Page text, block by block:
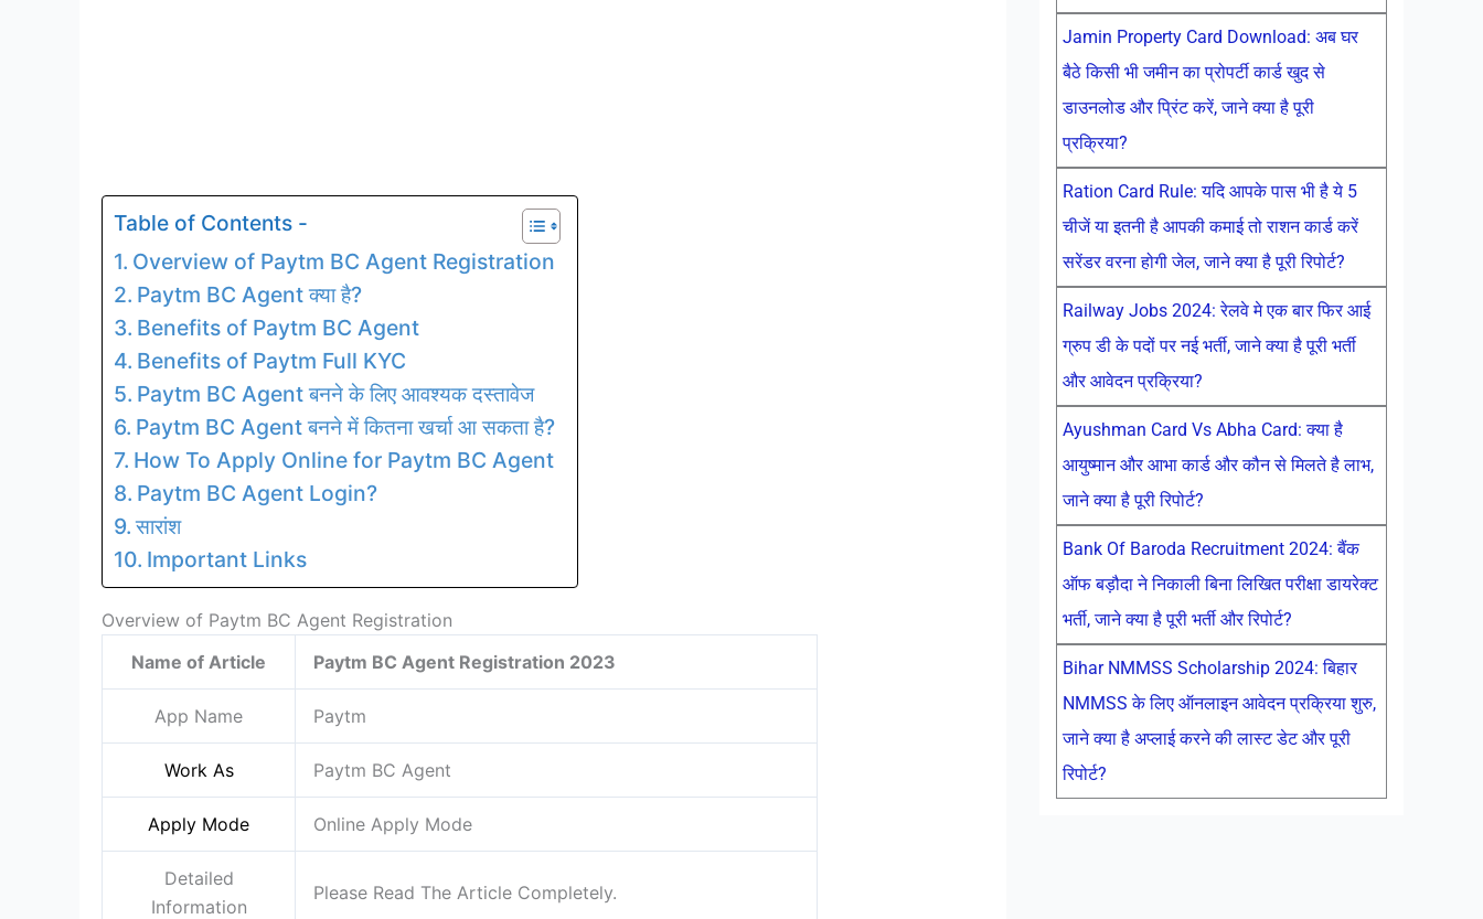
Table of Contents -
Overview of Paytm BC Agent Registration
Paytm BC Agent क्या है?
Benefits of Paytm BC Agent
Benefits of Paytm Full KYC
Paytm BC Agent बनने के लिए आवश्यक दस्तावेज
Paytm BC Agent बनने में कितना खर्चा आ सकता है?
How To Apply Online for Paytm BC Agent
Paytm BC Agent Login?
सारांश
Important Links
Overview of Paytm BC Agent Registration
Name of Article
Paytm BC Agent Registration 2023
App Name Paytm
Work As Paytm BC Agent
Apply Mode Online Apply Mode
Detailed
Information
Please Read The Article Completely.
Jamin Property Card Download: अब घर
बैठे किसी भी जमीन का प्रोपर्टी कार्ड खुद से
डाउनलोड और प्रिंट करें, जाने क्या है पूरी
प्रक्रिया?
Ration Card Rule: यदि आपके पास भी है ये 5
चीजें या इतनी है आपकी कमाई तो राशन कार्ड करें
सरेंडर वरना होगी जेल, जाने क्या है पूरी रिपोर्ट?
Railway Jobs 2024: रेलवे मे एक बार फिर आई
ग्रुप डी के पदों पर नई भर्ती, जाने क्या है पूरी भर्ती
और आवेदन प्रक्रिया?
Ayushman Card Vs Abha Card: क्या है
आयुष्मान और आभा कार्ड और कौन से मिलते है लाभ,
जाने क्या है पूरी रिपोर्ट?
Bank Of Baroda Recruitment 2024: बैंक
ऑफ बड़ौदा ने निकाली बिना लिखित परीक्षा डायरेक्ट
भर्ती, जाने क्या है पूरी भर्ती और रिपोर्ट?
Bihar NMMSS Scholarship 2024: बिहार
NMMSS के लिए ऑनलाइन आवेदन प्रक्रिया शुरु,
जाने क्या है अप्लाई करने की लास्ट डेट और पूरी
रिपोर्ट?